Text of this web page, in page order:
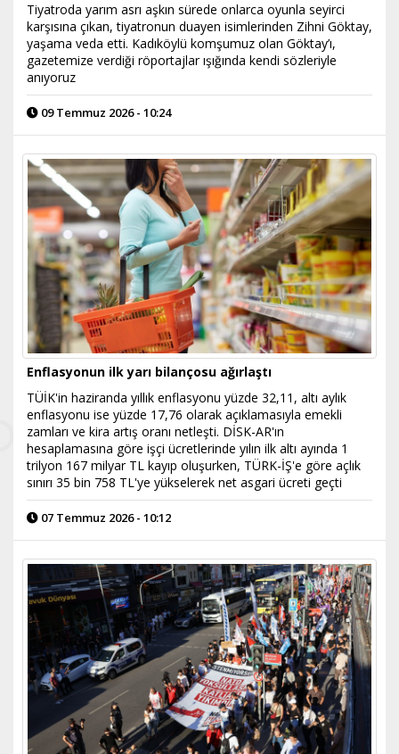
Tiyatroda yarım asrı aşkın sürede onlarca oyunla seyirci
karşısına çıkan, tiyatronun duayen isimlerinden Zihni Göktay,
yaşama veda etti. Kadıköylü komşumuz olan Göktay’ı,
gazetemize verdiği röportajlar ışığında kendi sözleriyle
anıyoruz
09 Temmuz 2026 - 10:24
Enflasyonun ilk yarı bilançosu ağırlaştı
TÜİK'in haziranda yıllık enflasyonu yüzde 32,11, altı aylık
enflasyonu ise yüzde 17,76 olarak açıklamasıyla emekli
zamları ve kira artış oranı netleşti. DİSK-AR'ın
hesaplamasına göre işçi ücretlerinde yılın ilk altı ayında 1
trilyon 167 milyar TL kayıp oluşurken, TÜRK-İŞ'e göre açlık
sınırı 35 bin 758 TL'ye yükselerek net asgari ücreti geçti
07 Temmuz 2026 - 10:12